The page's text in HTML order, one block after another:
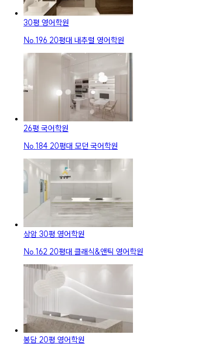
30평 영어학원
No. 196 20평대 내추럴 영어학원
26평 국어학원
No. 184 20평대 모던 국어학원
상암 30평 영어학원
No. 162 20평대 클래식&앤틱 영어학원
봉담 20평 영어학원